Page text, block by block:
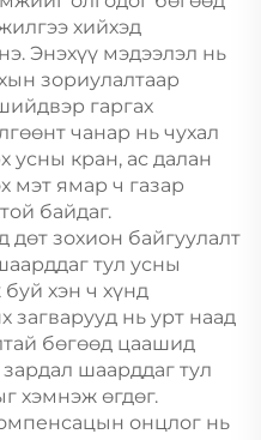
хийхэд
Энэхүү мэдээлэл нь
зориулалтаар
гаргах
чанар нь чухал
усны кран, ас далан
мэт ямар ч газар
байдаг.
зохион байгуулалт
тул усны
хэн ч хүнд
загварууд нь урт наад
бөгөөд цаашид
шаарддаг тул
хэмнэж өгдөг.
онцлог нь